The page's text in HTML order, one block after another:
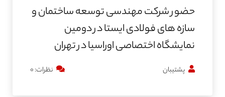
حضور شرکت مهندسی توسعه ساختمان و
سازه های فولادی ایستا در دومین
نمایشگاه اختصاصی اوراسیا در تهران
پشتیبان نظرات: ۰